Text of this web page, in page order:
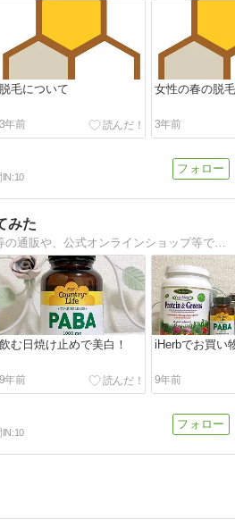
脱毛について
3年前
女性の春の脱毛
3年前
IN:10
みた
iHerbやamazon、楽天等の通販や、公式オンラインショップ等で購入した商品のレビューを中心とした美容ブログ
飲む日焼け止めで美白！
9年前
iHerbでお買い
9年前
IN:10